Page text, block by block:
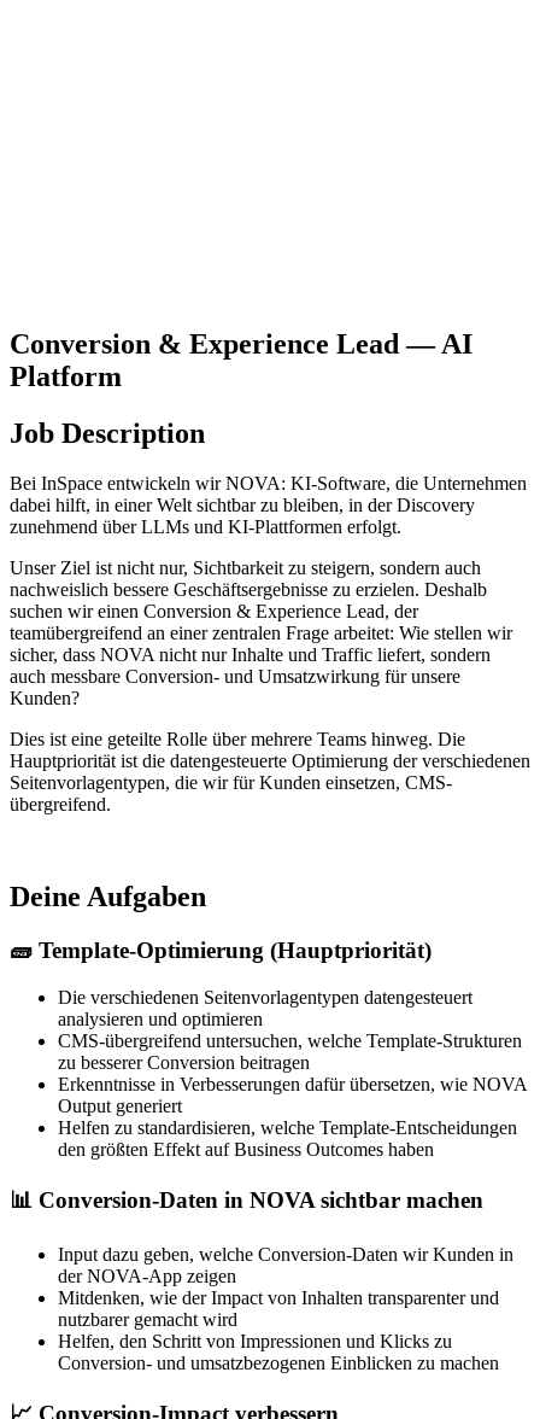
Conversion & Experience Lead — AI
Platform
Job Description
Bei InSpace entwickeln wir NOVA: KI-Software, die Unternehmen
dabei hilft, in einer Welt sichtbar zu bleiben, in der Discovery
zunehmend über LLMs und KI-Plattformen erfolgt.
Unser Ziel ist nicht nur, Sichtbarkeit zu steigern, sondern auch
nachweislich bessere Geschäftsergebnisse zu erzielen. Deshalb
suchen wir einen Conversion & Experience Lead, der
teamübergreifend an einer zentralen Frage arbeitet: Wie stellen wir
sicher, dass NOVA nicht nur Inhalte und Traffic liefert, sondern
auch messbare Conversion- und Umsatzwirkung für unsere
Kunden?
Dies ist eine geteilte Rolle über mehrere Teams hinweg. Die
Hauptpriorität ist die datengesteuerte Optimierung der verschiedenen
Seitenvorlagentypen, die wir für Kunden einsetzen, CMS-
übergreifend.
Deine Aufgaben
🧱 Template-Optimierung (Hauptpriorität)
Die verschiedenen Seitenvorlagentypen datengesteuert
analysieren und optimieren
CMS-übergreifend untersuchen, welche Template-Strukturen
zu besserer Conversion beitragen
Erkenntnisse in Verbesserungen dafür übersetzen, wie NOVA
Output generiert
Helfen zu standardisieren, welche Template-Entscheidungen
den größten Effekt auf Business Outcomes haben
📊 Conversion-Daten in NOVA sichtbar machen
Input dazu geben, welche Conversion-Daten wir Kunden in
der NOVA-App zeigen
Mitdenken, wie der Impact von Inhalten transparenter und
nutzbarer gemacht wird
Helfen, den Schritt von Impressionen und Klicks zu
Conversion- und umsatzbezogenen Einblicken zu machen
📈 Conversion-Impact verbessern